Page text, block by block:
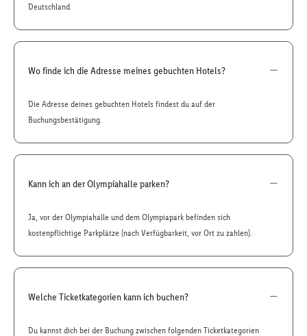
Deutschland
Wo finde ich die Adresse meines gebuchten Hotels?
Die Adresse deines gebuchten Hotels findest du auf der
Buchungsbestätigung.
Kann ich an der Olympiahalle parken?
Ja, vor der Olympiahalle und dem Olympiapark befinden sich
kostenpflichtige Parkplätze (nach Verfügbarkeit, vor Ort zu zahlen).
Welche Ticketkategorien kann ich buchen?
Du kannst dich bei der Buchung zwischen folgenden Ticketkategorien